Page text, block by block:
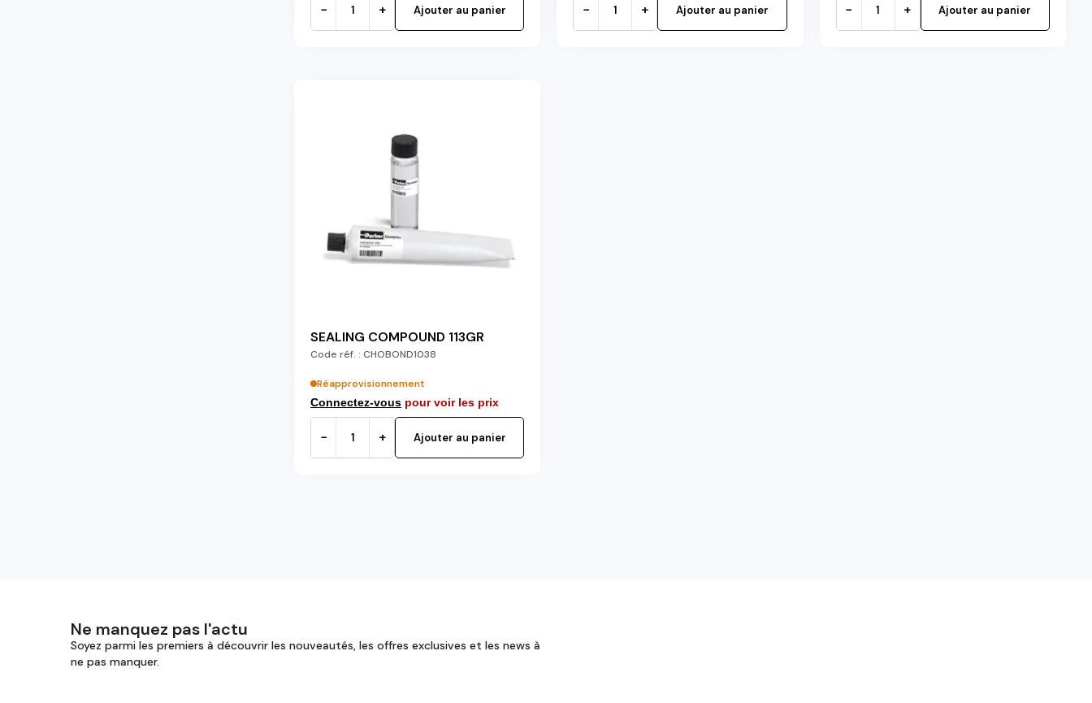
− + Ajouter au panier − + Ajouter au panier − + Ajouter au panier
SEALING COMPOUND 113GR
Code réf. : CHOBOND1038
Réapprovisionnement
Connectez-vous pour voir les prix
− + Ajouter au panier
Ne manquez pas l'actu
Soyez parmi les premiers à découvrir les nouveautés, les offres exclusives et les news à
ne pas manquer.